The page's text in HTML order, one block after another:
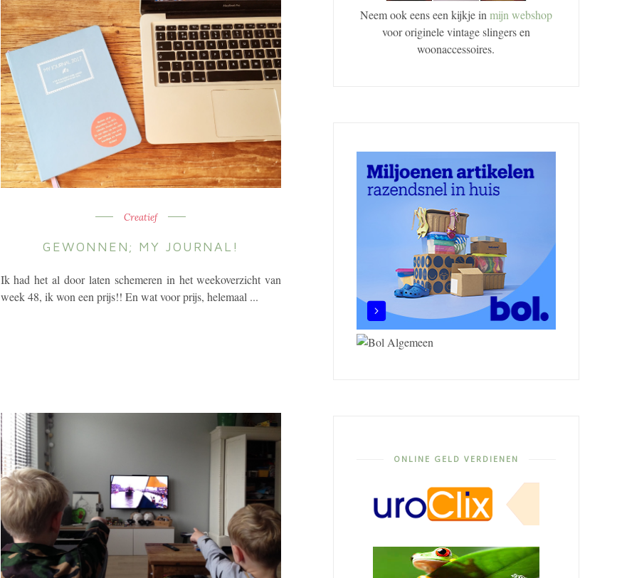
Creatief
GEWONNEN; MY JOURNAL!
Ik had het al door laten schemeren in het weekoverzicht van
week 48, ik won een prijs!! En wat voor prijs, helemaal ...
Neem ook eens een kijkje in mijn webshop
voor originele vintage slingers en
woonaccessoires.
ONLINE GELD VERDIENEN